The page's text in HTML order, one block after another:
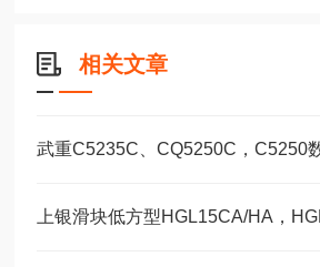
相关文章
上银滑块低方型HGL15CA/HA，